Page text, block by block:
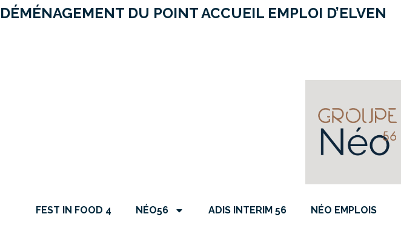
DÉMÉNAGEMENT DU POINT ACCUEIL EMPLOI D’ELVEN
FEST IN FOOD 4 NÉO56 ADIS INTERIM 56 NÉO EMPLOIS